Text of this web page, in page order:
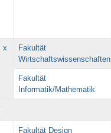
x
Fakultät
Wirtschaftswissenschaften
Fakultät
Informatik/Mathematik
Fakultät Design